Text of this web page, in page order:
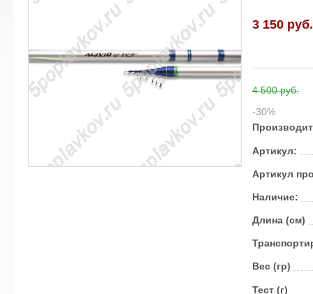
3 150 руб.
4 500 руб.
-30%
Артикул:
Артикул
Наличие:
Длина (см)
Вес (гр)
Тест (г)